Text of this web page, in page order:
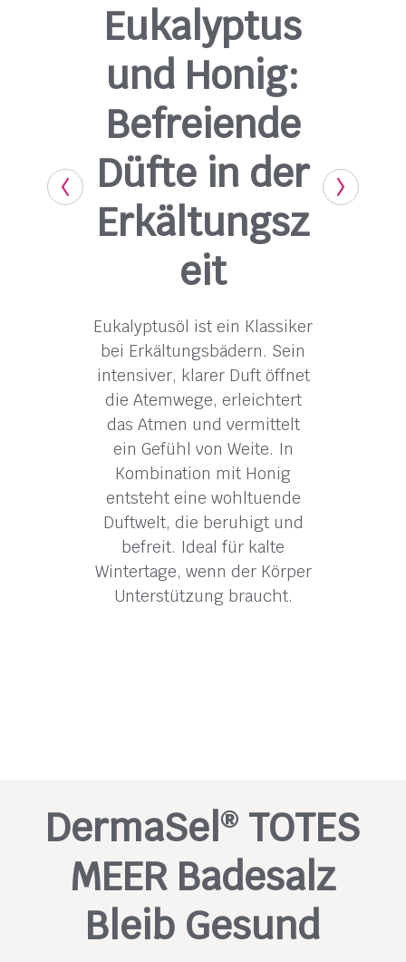
Eukalyptus
und Honig:
Befreiende
Düfte in der
Erkältungsz
eit
Eukalyptusöl ist ein Klassiker
bei Erkältungs­bädern. Sein
intensiver, klarer Duft öffnet
die Atem­wege, erleichtert
das Atmen und vermittelt
ein Gefühl von Weite. In
Kombination mit Honig
entsteht eine wohl­tuende
Duftwelt, die beruhigt und
befreit. Ideal für kalte
Wintertage, wenn der Körper
Unter­stützung braucht.
DermaSel® TOTES
MEER Badesalz
Bleib Gesund